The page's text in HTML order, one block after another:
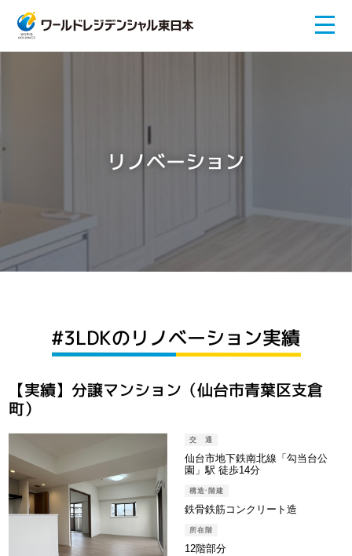
リノベーション
#3LDKのリノベーション実績
【実績】分譲マンション（仙台市青葉区支倉
町）
交 通
仙台市地下鉄南北線「勾当台公
園」駅 徒歩14分
構造·階建
鉄骨鉄筋コンクリート造
所在階
12階部分